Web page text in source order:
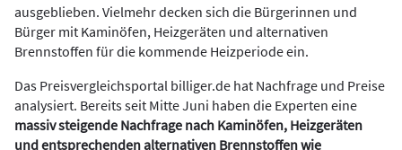
ausgeblieben. Vielmehr decken sich die Bürgerinnen und
Bürger mit Kaminöfen, Heizgeräten und alternativen
Brennstoffen für die kommende Heizperiode ein.
Das Preisvergleichsportal billiger.de hat Nachfrage und Preise
analysiert. Bereits seit Mitte Juni haben die Experten eine
massiv steigende Nachfrage nach Kaminöfen, Heizgeräten
und entsprechenden alternativen Brennstoffen wie